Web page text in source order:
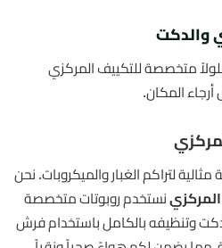
والدكت
متخصصة للتكييف المركزي
المكان.
لتراكم الغبار والميكروبات. نحن
نستخدم روبوتات متخصصة
وتنظيفه بالكامل باستخدام فرش